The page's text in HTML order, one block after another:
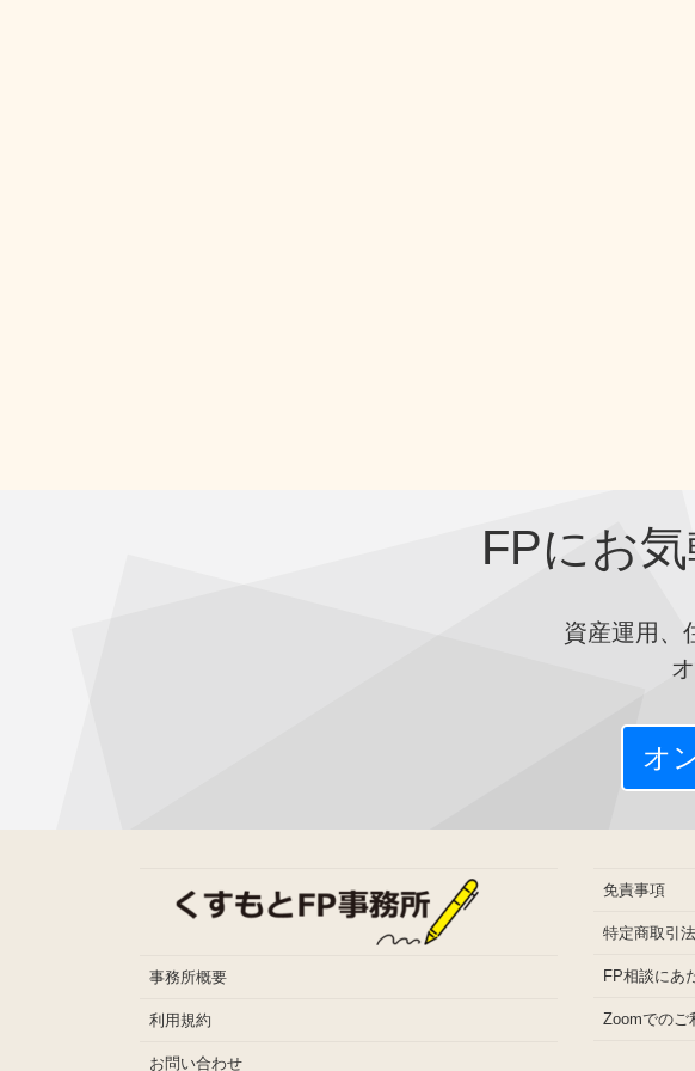
FPにお
資産運用、
オ
事務所概要
利用規約
お問い合わせ
免責事項
特定商取引
FP相談にあ
Zoomでのご